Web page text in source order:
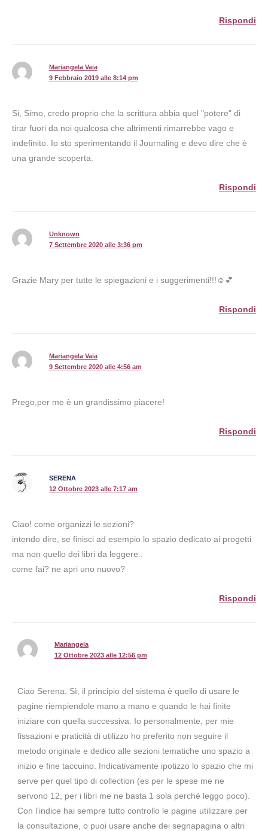
Rispondi
Mariangela Vaia
9 Febbraio 2019 alle 8:14 pm
Si, Simo, credo proprio che la scrittura abbia quel "potere" di
tirar fuori da noi qualcosa che altrimenti rimarrebbe vago e
indefinito. Io sto sperimentando il Journaling e devo dire che è
una grande scoperta.
Rispondi
Unknown
7 Settembre 2020 alle 3:36 pm
Grazie Mary per tutte le spiegazioni e i suggerimenti!!!☺💕
Rispondi
Mariangela Vaia
9 Settembre 2020 alle 4:56 am
Prego,per me è un grandissimo piacere!
Rispondi
SERENA
12 Ottobre 2023 alle 7:17 am
Ciao! come organizzi le sezioni?
intendo dire, se finisci ad esempio lo spazio dedicato ai progetti
ma non quello dei libri da leggere..
come fai? ne apri uno nuovo?
Rispondi
Mariangela
12 Ottobre 2023 alle 12:56 pm
Ciao Serena. Sì, il principio del sistema è quello di usare le
pagine riempiendole mano a mano e quando le hai finite
iniziare con quella successiva. Io personalmente, per mie
fissazioni e praticità di utilizzo ho preferito non seguire il
metodo originale e dedico alle sezioni tematiche uno spazio a
inizio e fine taccuino. Indicativamente ipotizzo lo spazio che mi
serve per quel tipo di collection (es per le spese me ne
servono 12, per i libri me ne basta 1 sola perchè leggo poco).
Con l’indice hai sempre tutto controllo le pagine utilizzare per
la consultazione, o puoi usare anche dei segnapagina o altri